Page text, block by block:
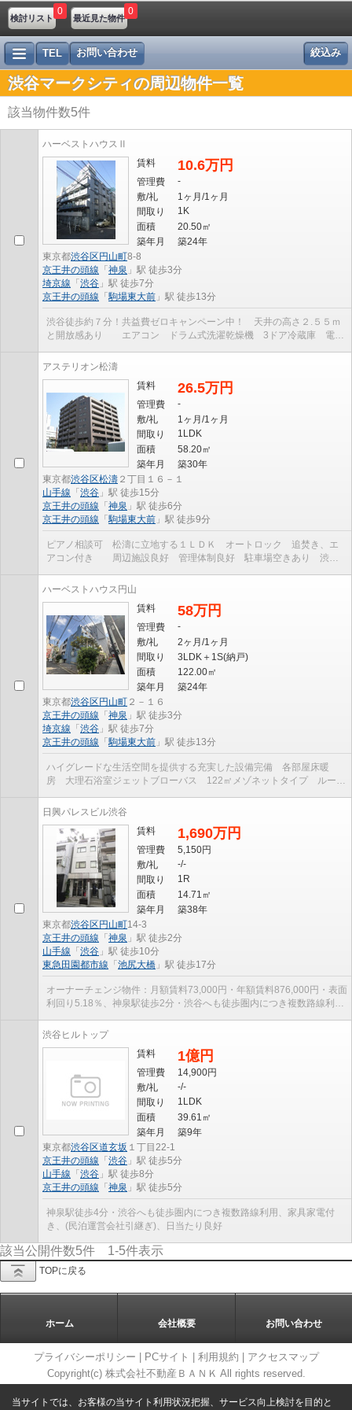
検討リスト
0
最近見た物件
0
絞込み
TEL お問い合わせ
渋谷マークシティの周辺物件一覧
該当物件数5件
ハーベストハウスⅡ
賃料
10.6万円
管理費
-
敷/礼
1ヶ月/1ヶ月
間取り
1K
面積
20.50㎡
築年月
築24年
東京都渋谷区 円山町8-8
京王井の頭線 「 神泉 」駅 徒歩3分
埼京線 「 渋谷 」駅 徒歩7分
京王井の頭線 「駒場東大前 」駅 徒歩13分
渋谷徒歩約７分！共益費ゼロキャンペーン中！ 天井の高さ２.５５ｍ
と開放感あり エアコン ドラム式洗濯乾燥機 3ドア冷蔵庫 電子
アステリオン松濤
賃料
26.5万円
管理費
-
敷/礼
1ヶ月/1ヶ月
間取り
1LDK
面積
58.20㎡
築年月
築30年
東京都渋谷区松濤 ２丁目１６－１
山手線 「 渋谷 」駅 徒歩15分
京王井の頭線 「 神泉 」駅 徒歩6分
京王井の頭線 「駒場東大前 」駅 徒歩9分
ピアノ相談可 松濤に立地する１ＬＤＫ オートロック 追焚き、エ
アコン付き 周辺施設良好 管理体制良好 駐車場空きあり 渋谷
ハーベストハウス円山
賃料
58万円
管理費
-
敷/礼
2ヶ月/1ヶ月
間取り
3LDK＋1S(納戸)
面積
122.00㎡
築年月
築24年
東京都渋谷区 円山町 ２－１６
京王井の頭線 「 神泉 」駅 徒歩3分
埼京線 「 渋谷 」駅 徒歩7分
京王井の頭線 「駒場東大前 」駅 徒歩13分
ハイグレードな生活空間を提供する充実した設備完備 各部屋床暖
房 大理石浴室ジェットブローバス 122㎡メゾネットタイプ ルーフ
日興パレスビル渋谷
賃料
1,690万円
管理費
5,150円
敷/礼
-/-
間取り
1R
面積
14.71㎡
築年月
築38年
東京都渋谷区 円山町14-3
京王井の頭線 「 神泉 」駅 徒歩2分
山手線 「 渋谷 」駅 徒歩10分
東急田園都市線 「 池尻大橋 」駅 徒歩17分
オーナーチェンジ物件：月額賃料73,000円・年額賃料876,000円・表面
利回り5.18％、神泉駅徒歩2分・渋谷へも徒歩圏内につき複数路線利用
渋谷ヒルトップ
賃料
1億円
管理費
14,900円
敷/礼
-/-
間取り
1LDK
面積
39.61㎡
築年月
築9年
東京都渋谷区道玄坂 １丁目22-1
京王井の頭線 「 渋谷 」駅 徒歩5分
山手線 「 渋谷 」駅 徒歩8分
京王井の頭線 「 神泉 」駅 徒歩5分
神泉駅徒歩4分・渋谷へも徒歩圏内につき複数路線利用、家具家電付
き、(民泊運営会社引継ぎ)、日当たり良好
該当公開件数5件 1-5件表示
TOPに戻る
ホーム 会社概要 お問い合わせ
プライバシーポリシー PCサイト 利用規約
アクセスマップ
Copyright(c) 株式会社不動産ＢＡＮＫ All rights reserved.
当サイトでは、お客様の当サイト利用状況把握、サービス向上検討を目的と